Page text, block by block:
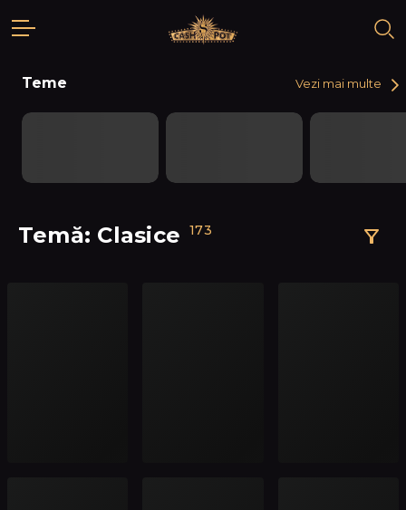
Teme Vezi mai multe
Temă: Clasice 173